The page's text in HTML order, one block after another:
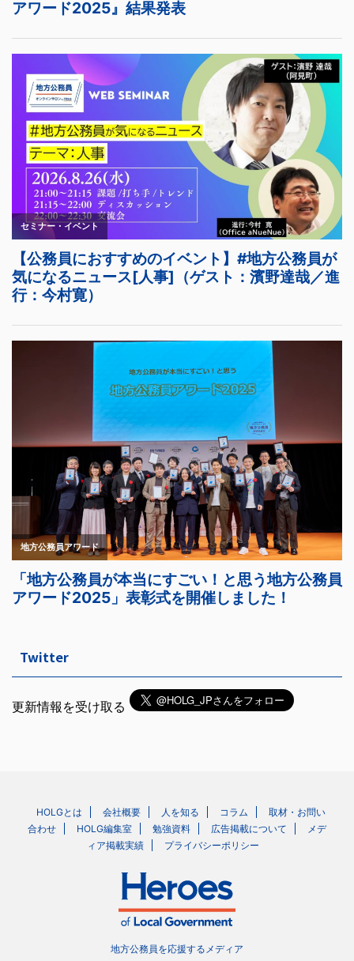
Twitter
更新情報を受け取る
HOLGとは 会社概要 人を知る コラム
取材・お問い
合わせ
HOLG編集室 勉強資料 広告掲載について
メデ
ィア掲載実績
プライバシーポリシー
地方公務員を応援するメディア